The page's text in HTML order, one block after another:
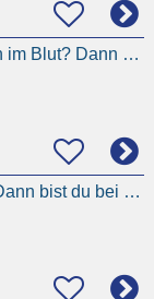
Pflegekraft gesucht – Benzin im Blut? Dann bist du bei uns falsch
AltenpflegerBezin im Blut? Dann bist du bei uns falsch